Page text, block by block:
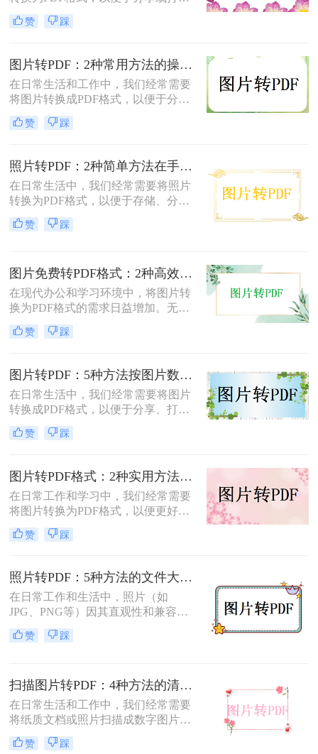
印。那么图片如何转化为pdf格式呢？
本文将介绍三种将图片转化为PDF格
和适用场景，您可以根据自己的需求
选择最合适的方式。
赞 踩
图片转PDF：2种常用方法的操作步骤和格式保留设置！
在日常生活和工作中，我们经常需要
将图片转换成PDF格式，以便于分
享、打印或存档。那么如何把图片转
换成PDF呢？本文将介绍两种常用的
赞 踩
照片转PDF：2种简单方法在手机端和电脑端的操作差异！
在日常生活中，我们经常需要将照片
转换为PDF格式，以便于存储、分享
和打印。那么照片转pdf怎么弄呢？下
面将介绍两种简单实用的方法，帮助
赞 踩
图片免费转PDF格式：2种高效方法的转换速度和画质损失对比！
在现代办公和学习环境中，将图片转
换为PDF格式的需求日益增加。无论
是为了更好地保存、传输还是打印图
片，PDF格式因其跨平台兼容性和格
怎么转换成pdf格式免费呢？本文将介
绍两种免费且高效的图片转PDF的方
法。
赞 踩
图片转PDF：5种方法按图片数量和文件大小选，大的别用在线！
在日常生活中，我们经常需要将图片
转换成PDF格式，以便于分享、打印
或存档。那么图片如何转换成pdf呢？
本文将介绍几种将图片转换成PDF的
换方式。
赞 踩
图片转PDF格式：2种实用方法的关键参数和输出质量对比！
在日常工作和学习中，我们经常需要
将图片转换为PDF格式，以便更好地
保存、分享和打印。那么如何将图片
转换为pdf格式呢？本文将介绍两种将
赞 踩
照片转PDF：5种方法的文件大小限制和画质保留实测！
在日常工作和生活中，照片（如
JPG、PNG等）因其直观性和兼容性
被广泛使用。然而，在需要整合多张
照片、提高安全性或便于打印时，将
文将详细介绍5种将照片转换为PDF的
常用高效方法，帮助用户根据需求选
择最适合的方案。
赞 踩
扫描图片转PDF：4种方法的清晰度和文件体积对比!
在日常生活和工作中，我们经常需要
将纸质文档或照片扫描成数字图片，
并进一步将这些图片转换成PDF格
式，以便于分享、存储和查阅。那么
赞 踩